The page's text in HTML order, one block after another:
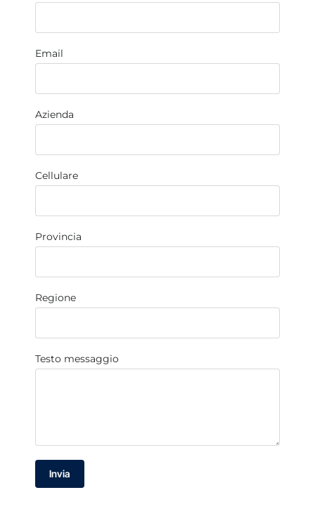
Email
Azienda
Cellulare
Provincia
Regione
Testo messaggio
Invia